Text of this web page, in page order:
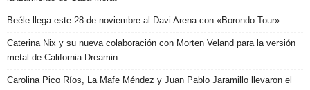
Beéle llega este 28 de noviembre al Davi Arena con «Borondo Tour»
Caterina Nix y su nueva colaboración con Morten Veland para la versión
metal de California Dreamin
Carolina Pico Ríos, La Mafe Méndez y Juan Pablo Jaramillo llevaron el